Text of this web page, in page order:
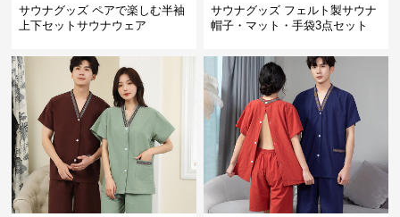
サウナグッズ ペアで楽しむ半袖
上下セットサウナウェア
サウナグッズ フェルト製サウナ
帽子・マット・手袋3点セット